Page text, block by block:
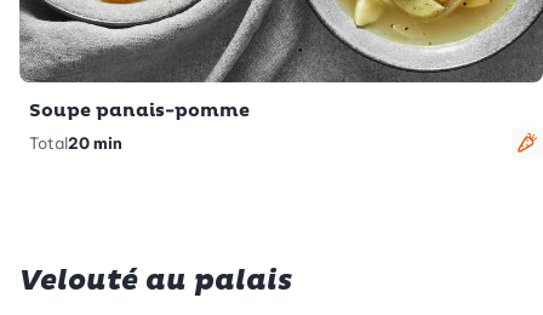
Soupe panais-pomme
Total20 min
Velouté au palais